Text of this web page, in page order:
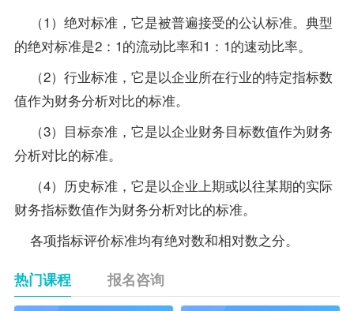
（1）绝对标准，它是被普遍接受的公认标准。典型
的绝对标准是2：1的流动比率和1：1的速动比率。
（2）行业标准，它是以企业所在行业的特定指标数
值作为财务分析对比的标准。
（3）目标奈准，它是以企业财务目标数值作为财务
分析对比的标准。
（4）历史标准，它是以企业上期或以往某期的实际
财务指标数值作为财务分析对比的标准。
各项指标评价标准均有绝对数和相对数之分。
热门课程 报名咨询